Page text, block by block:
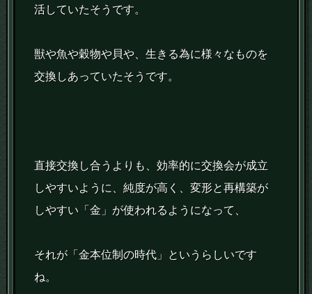
活していたそうです。
獣や魚や穀物や貝や、生きる為に様々なものを
交換しあっていたそうです。
直接交換し合うよりも、効率的に交換会が成立
しやすいように、純度が高く、変形と再構築が
しやすい「金」が使われるようになって、
それが「金本位制の時代」というらしいです
ね。